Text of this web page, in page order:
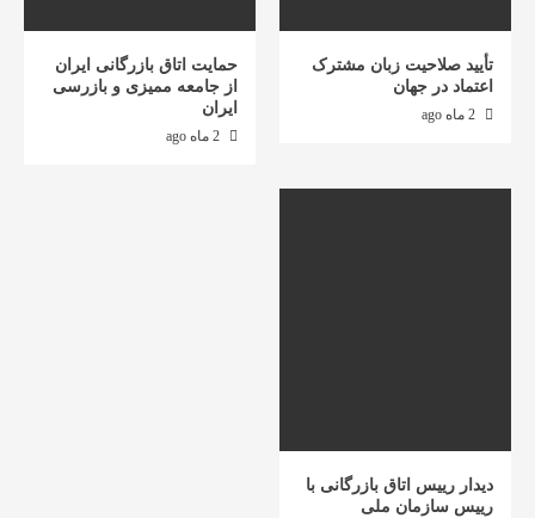
تأیید صلاحیت زبان مشترک
اعتماد در جهان
حمایت اتاق بازرگانی ایران
از جامعه ممیزی و بازرسی
ایران
دیدار رییس اتاق بازرگانی با
رییس سازمان ملی